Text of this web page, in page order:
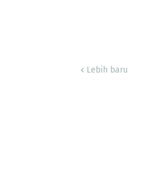
Lebih baru